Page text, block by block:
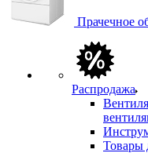
Прачечное
Распродажа
Товары